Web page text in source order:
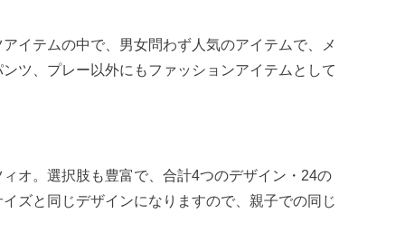
イテムの中で、男女問わず人気のアイテムで、メ
ツ、プレー以外にもファッションアイテムとして
オ。選択肢も豊富で、合計4つのデザイン・24の
ズと同じデザインになりますので、親子での同じ